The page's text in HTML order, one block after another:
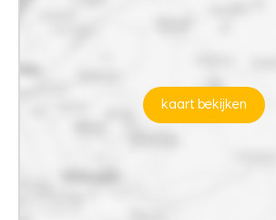
kaart bekijken